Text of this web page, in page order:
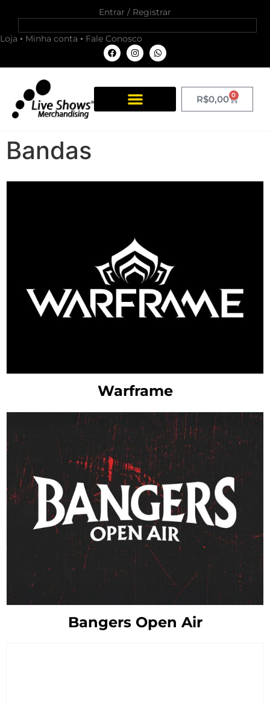
Entrar / Registrar
Loja Minha conta Fale Conosco
R$0,00 0
Bandas
Warframe
Bangers Open Air